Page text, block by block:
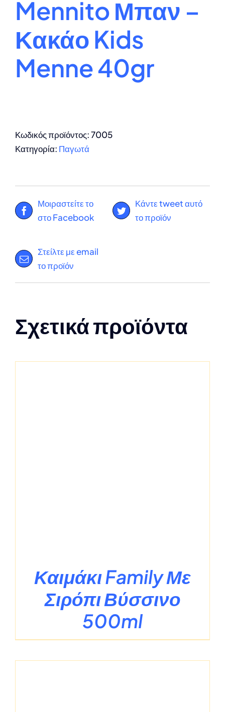
Mennito Μπαν –
Κακάο Kids
Menne 40gr
Κωδικός προϊόντος:7005
Κατηγορία: Παγωτά
Μοιραστείτε το
στο Facebook
Κάντε tweet αυτό
το προϊόν
Στείλτε με email
το προϊόν
Σχετικά προϊόντα
Καιμάκι Family Με
Σιρόπι Βύσσινο
500ml